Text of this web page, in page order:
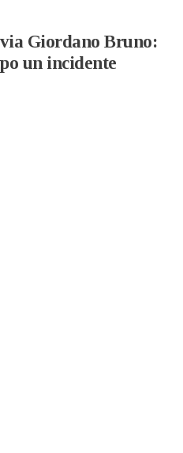
Giordano Bruno:
un incidente